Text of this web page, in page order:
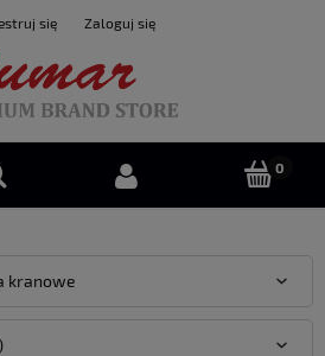
się Zaloguj się
kranowe